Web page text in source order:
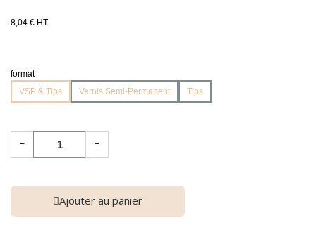
8,04 € HT
format
VSP & Tips
Vernis Semi-Permanent Tips
− +
Ajouter au panier